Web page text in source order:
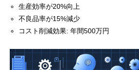
生産効率が20%向上
不良品率が15%減少
コスト削減効果: 年間500万円